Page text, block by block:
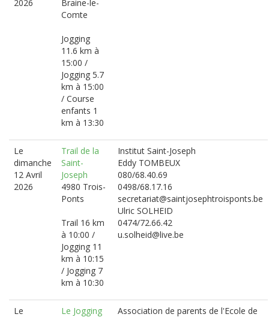
2026
Braine-le-
Comte
Jogging
11.6 km à
15:00 /
Jogging 5.7
km à 15:00
/ Course
enfants 1
km à 13:30
Le
dimanche
12 Avril
2026
Trail de la
Saint-
Joseph
4980 Trois-
Ponts
Trail 16 km
à 10:00 /
Jogging 11
km à 10:15
/ Jogging 7
km à 10:30
Institut Saint-Joseph
Eddy TOMBEUX
080/68.40.69
0498/68.17.16
secretariat@saintjosephtroisponts.be
Ulric SOLHEID
0474/72.66.42
u.solheid@live.be
Le
Le Jogging
Association de parents de l'Ecole de